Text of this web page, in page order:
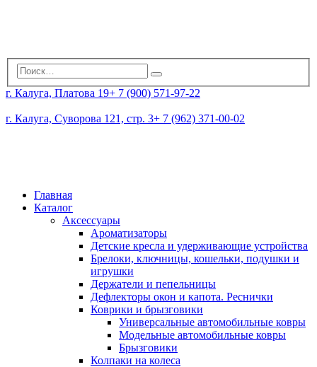
г. Калуга, Платова 19+ 7 (900) 571-97-22
г. Калуга, Суворова 121, стр. 3+ 7 (962) 371-00-02
Главная
Каталог
Аксессуары
Ароматизаторы
Детские кресла и удерживающие устройства
Брелоки, ключницы, кошельки, подушки и
игрушки
Держатели и пепельницы
Дефлекторы окон и капота. Реснички
Коврики и брызговики
Универсальные автомобильные ковры
Модельные автомобильные ковры
Брызговики
Колпаки на колеса